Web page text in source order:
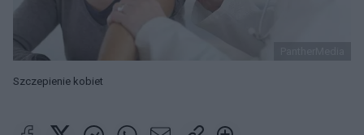
Szczepienie kobiet